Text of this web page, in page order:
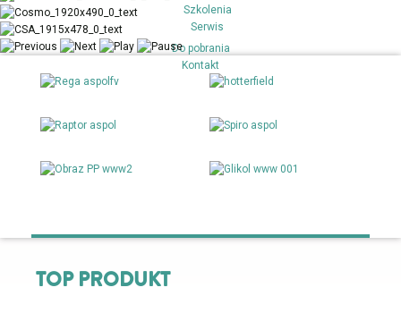
Szkolenia
Serwis
Do pobrania
Kontakt
DOLNE ŹRÓDŁA
OGRZEWANIE
SANITARNE
TOP PRODUKT